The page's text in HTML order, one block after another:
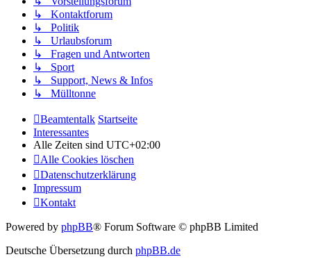
↳ Kontaktforum
↳ Politik
↳ Urlaubsforum
↳ Fragen und Antworten
↳ Sport
↳ Support, News & Infos
↳ Mülltonne
Beamtentalk Startseite
Interessantes
Alle Zeiten sind UTC+02:00
Alle Cookies löschen
Datenschutzerklärung
Impressum
Kontakt
Powered by phpBB® Forum Software © phpBB Limited
Deutsche Übersetzung durch phpBB.de